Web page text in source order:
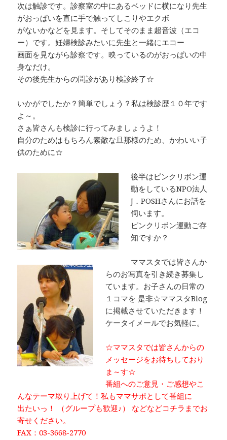
次は触診です。診察室の中にあるベッドに横になり先生
がおっぱいを直に手で触ってしこりやエクボ
がないかなどを見ます。そしてそのまま超音波（エコ
ー）です。妊婦検診みたいに先生と一緒にエコー
画面を見ながら診察です。映っているのがおっぱいの中
身なだけ。
その後先生からの問診があり検診終了☆
いかがでしたか？簡単でしょう？私は検診歴１０年です
よ～。
さぁ皆さんも検診に行ってみましょうよ！
自分のためはもちろん素敵な旦那様のため、かわいい子
供のために☆
後半はピンクリボン運
動をしているNPO法人
J．POSHさんにお話を
伺います。
ピンクリボン運動ご存
知ですか？
ママスタでは皆さんか
らのお写真を引き続き募集し
ています。お子さんの日常の
１コマを 是非☆ママスタBlog
に掲載させていただきます！
ケータイメールでお気軽に。
☆ママスタでは皆さんからの
メッセージをお待ちしており
ま～す☆
番組へのご意見・ご感想やこ
んなテーマ取り上げて！私もママサポとして番組に
出たいっ！ （グループも歓迎♪） などなどコチラまでお
寄せください。
FAX：03-3668-2770